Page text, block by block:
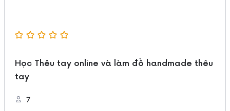
Học Thêu tay online và làm đồ handmade thêu
tay
7